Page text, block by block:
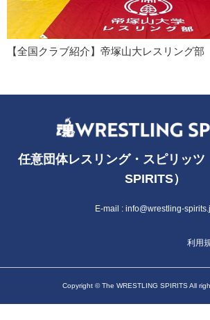
【全国クラブ紹介】帝塚山大レスリング部
任意団体レスリング・スピリッツ
SPIRITS）
E-mail : info@wrestling-
利用
Copyright © The WRESTLING SPIRITS All